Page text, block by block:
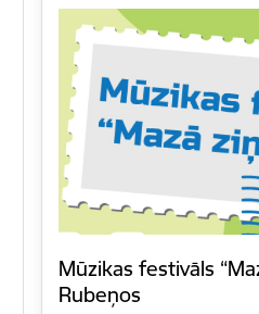
Mūzikas festivāls
Rubeņos